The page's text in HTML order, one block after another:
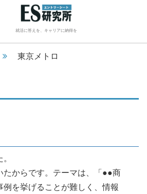
就活に答えを、キャリアに納得を
東京メトロ
からです。テーマは、「●●商
を挙げることが難しく、情報